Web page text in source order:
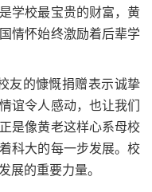
学校最宝贵的财富，黄
情怀始终激励着后辈学
友的慷慨捐赠表示诚挚
谊令人感动，也让我们
是像黄老这样心系母校
科大的每一步发展。校
展的重要力量。